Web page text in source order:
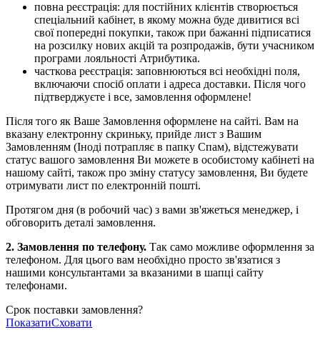
повна реєстрація: для постійних клієнтів створюється
спеціальний кабінет, в якому можна буде дивитися всі
свої попередні покупки, також при бажанні підписатися
на розсилку нових акцій та розпродажів, бути учасником
програми лояльності Атрибутика.
часткова реєстрація: заповнюються всі необхідні поля,
включаючи спосіб оплати і адреса доставки. Після чого
підтверджуєте і все, замовлення оформлене!
Після того як Ваше Замовлення оформлене на сайті. Вам на
вказану електронну скриньку, прийде лист з Вашим
Замовленням (Іноді потрапляє в папку Спам), відстежувати
статус вашого замовлення Ви можете в особистому кабінеті на
нашому сайті, також про зміну статусу замовлення, Ви будете
отримувати лист по електронній пошті.
Протягом дня (в робочий час) з вами зв'яжеться менеджер, і
обговорить деталі замовлення.
2. Замовлення по телефону. Так само можливе оформлення за
телефоном. Для цього вам необхідно просто зв'язатися з
нашими консультантами за вказаними в шапці сайту
телефонами.
Срок поставки замовлення?
ПоказатиСховати